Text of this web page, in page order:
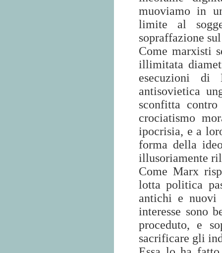
muoviamo in
limite al
sopraffazione
Come marxisti
illimitata
esecuzioni
antisovietica
sconfitta
crociatismo
ipocrisia, e a
forma della
illusoriamente
Come Marx
lotta politica
antichi e nuovi
interesse sono
proceduto, e
sacrificare gli